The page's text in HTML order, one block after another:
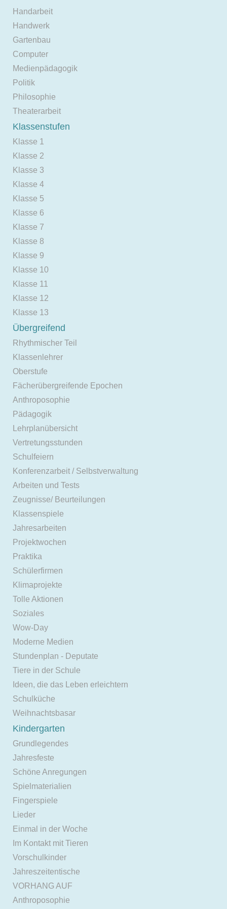
Handarbeit
Handwerk
Gartenbau
Computer
Medienpädagogik
Politik
Philosophie
Theaterarbeit
Klassenstufen
Klasse 1
Klasse 2
Klasse 3
Klasse 4
Klasse 5
Klasse 6
Klasse 7
Klasse 8
Klasse 9
Klasse 10
Klasse 11
Klasse 12
Klasse 13
Übergreifend
Rhythmischer Teil
Klassenlehrer
Oberstufe
Fächerübergreifende Epochen
Anthroposophie
Pädagogik
Lehrplanübersicht
Vertretungsstunden
Schulfeiern
Konferenzarbeit / Selbstverwaltung
Arbeiten und Tests
Zeugnisse/ Beurteilungen
Klassenspiele
Jahresarbeiten
Projektwochen
Praktika
Schülerfirmen
Klimaprojekte
Tolle Aktionen
Soziales
Wow-Day
Moderne Medien
Stundenplan - Deputate
Tiere in der Schule
Ideen, die das Leben erleichtern
Schulküche
Weihnachtsbasar
Kindergarten
Grundlegendes
Jahresfeste
Schöne Anregungen
Spielmaterialien
Fingerspiele
Lieder
Einmal in der Woche
Im Kontakt mit Tieren
Vorschulkinder
Jahreszeitentische
VORHANG AUF
Anthroposophie